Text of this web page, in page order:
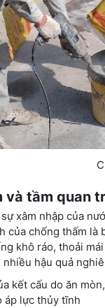
và tầm quan
xâm nhập của
của chống thấm
khô ráo, thoải
hậu quả
kết cấu do ăn
áp lực thủy tĩnh